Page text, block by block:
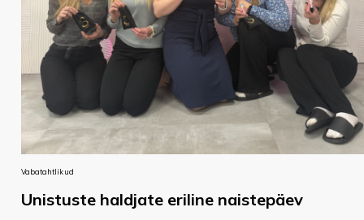
Vabatahtlikud
Unistuste haldjate eriline naistepäev